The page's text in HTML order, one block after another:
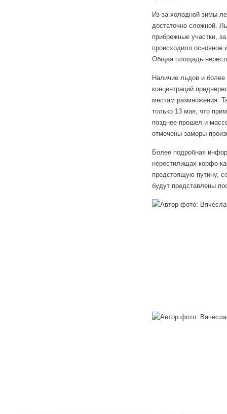
Из-за холодной зимы
достаточно сложной.
прибрежные участки,
происходило основное
Общая площадь
Наличие льдов и
концентраций
местам размножения.
только 13 мая, что
позднее прошел и
отмечены заморы
Более подробная
нерестилищах корфо-
предстоящую путину,
будут представлены